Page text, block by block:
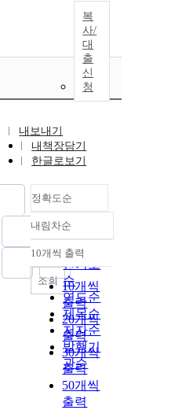
복
사/
대
출
신
청
내보내기
내책장담기
한글로보기
정확도순
정확도
순
인기도
순
연도순
제목순
저자순
발행기
관순
내림차순
내림차순
10개씩 출력
10개씩
출력
20개씩
출력
30개씩
출력
50개씩
출력
조회